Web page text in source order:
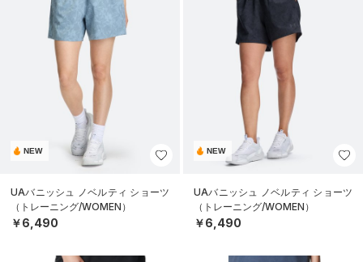
NEW
UAバニッシュ ノベルティ ショーツ
（トレーニング/WOMEN）
￥6,490
NEW
UAバニッシュ ノベルティ ショーツ
（トレーニング/WOMEN）
￥6,490